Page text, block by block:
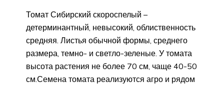
Томат Сибирский скороспелый –
детерминантный, невысокий, облиственность
средняя. Листья обычной формы, среднего
размера, темно- и светло-зеленые. У томата
высота растения не более 70 см, чаще 40-50
см.Семена томата реализуются агро и рядом